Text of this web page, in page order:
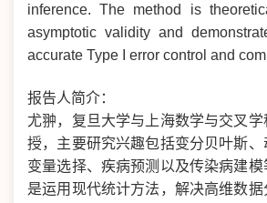
inference. The method is
asymptotic validity and
accurate Type I error control and
报告人简介：
尤翀，复旦大学与上海数学与交叉
授，主要研究兴趣包括变分贝叶斯、
变量选择、疾病预测以及传染病建
是运用现代统计方法，解决高维数